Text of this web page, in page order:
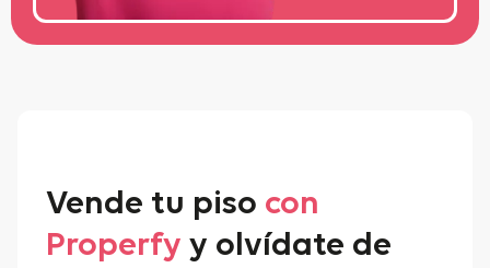
Vende tu piso con
Properfy y olvídate de